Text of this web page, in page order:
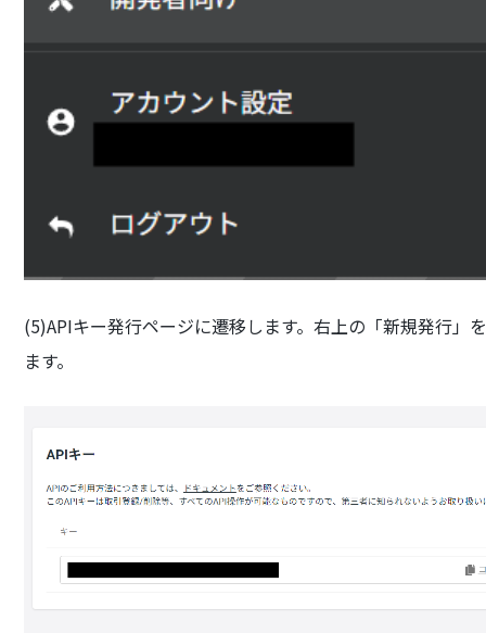
(5)APIキー発行ページに遷移します。右上の「新規発行」
ます。